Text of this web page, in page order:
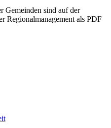
Gemeinden sind auf der
Regionalmanagement als PDF